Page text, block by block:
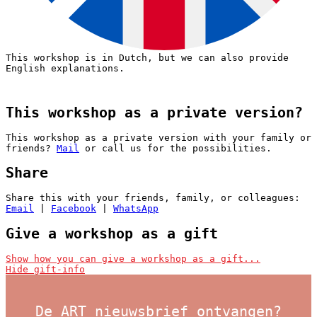
Voorbeelden van creatieve workshops tot €37:
This workshop is in Dutch, but we can also provide
English explanations.
This workshop as a private version?
This workshop as a private version with your family or
friends? Mail or call us for the possibilities.
Share
Share this with your friends, family, or colleagues:
Email
Facebook WhatsApp
Give a workshop as a gift
I want to give this workshop as a gift
person/persons. Please note that workshops with a
Show how you can give a workshop as a gift...
Hide gift-info
De ART nieuwsbrief ontvangen?